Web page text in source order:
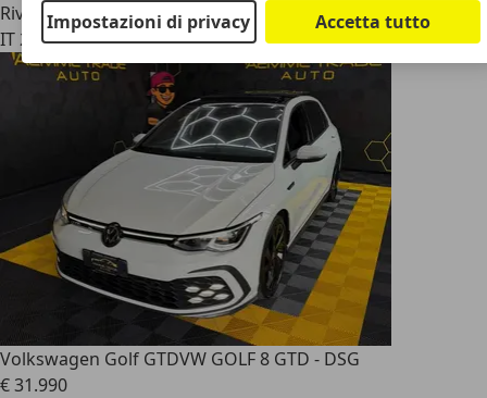
Rivenditore
IT 26041Casalmaggiore- Cremona - Cr
Volkswagen Golf GTDVW GOLF 8 GTD - DSG
€ 31.990
Impostazioni di privacy Accetta tutto